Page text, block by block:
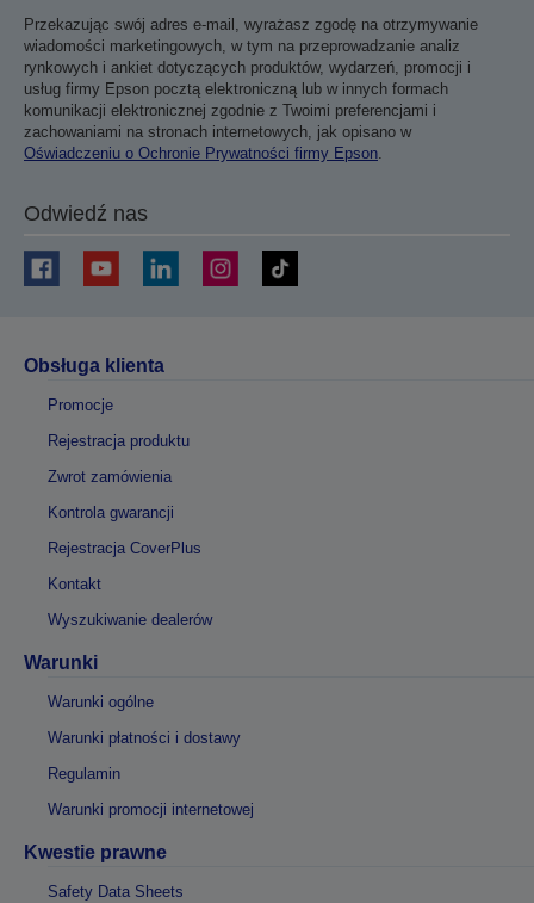
Przekazując swój adres e-mail, wyrażasz zgodę na otrzymywanie
wiadomości marketingowych, w tym na przeprowadzanie analiz
rynkowych i ankiet dotyczących produktów, wydarzeń, promocji i
usług firmy Epson pocztą elektroniczną lub w innych formach
komunikacji elektronicznej zgodnie z Twoimi preferencjami i
zachowaniami na stronach internetowych, jak opisano w
Oświadczeniu o Ochronie Prywatności firmy Epson.
Odwiedź nas
Obsługa klienta
Promocje
Rejestracja produktu
Zwrot zamówienia
Kontrola gwarancji
Rejestracja CoverPlus
Kontakt
Wyszukiwanie dealerów
Warunki
Warunki ogólne
Warunki płatności i dostawy
Regulamin
Warunki promocji internetowej
Kwestie prawne
Safety Data Sheets